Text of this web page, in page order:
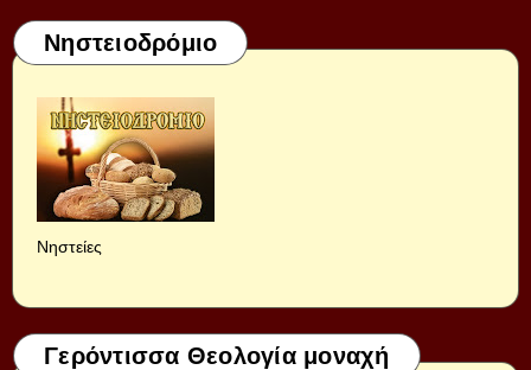
Νηστειοδρόμιο
Νηστείες
Γερόντισσα Θεολογία μοναχή